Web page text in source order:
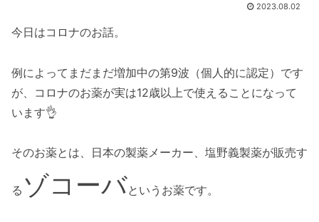
2023.08.02
今日はコロナのお話。
例によってまだまだ増加中の第9波（個人的に認定）です
が、コロナのお薬が実は12歳以上で使えることになって
います👌
そのお薬とは、日本の製薬メーカー、塩野義製薬が販売す
る ゾコーバというお薬です。